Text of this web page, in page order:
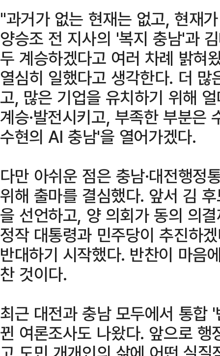
"과거가 없는 현재는 없고, 현재
양승조 전 지사의 '복지 충남'과
두 계승하겠다고 여러 차례 밝혀
열심히 일했다고 생각한다. 더
고, 많은 기업을 유치하기 위해
계승·발전시키고, 부족한 부분은
수현의 AI 충남'을 열어가겠다.
다만 아쉬운 점은 충남·대전행정
위해 출마를 결심했다. 앞서 김
을 선언하고, 양 의회가 동의 의
정작 대통령과 민주당이 추진하
반대하기 시작했다. 반찬이 마음
찬 것이다.
최근 대전과 충남 모두에서 통합
뀐 여론조사도 나왔다. 앞으로